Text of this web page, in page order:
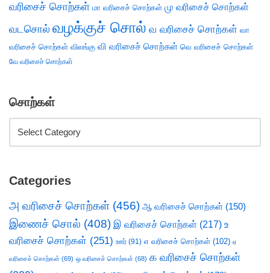
வரிசைச் சொற்கள் மா வரிசைச் சொற்கள் மு வரிசைச் சொற்கள்
வடசொல் வழக்குச் சொல் வ வரிசைச் சொற்கள் வா
வரிசைச் சொற்கள் விலங்கு வி வரிசைச் சொற்கள் வெ வரிசைச் சொற்கள்
வே வரிசைச் சொற்கள்
சொற்கள்
Categories
அ வரிசைச் சொற்கள் (456) ஆ வரிசைச் சொற்கள் (150)
இணைச் சொல் (408) இ வரிசைச் சொற்கள் (217) உ
வரிசைச் சொற்கள் (251) ஊர் (91) எ வரிசைச் சொற்கள் (102) ஏ
வரிசைச் சொற்கள் (69) ஒ வரிசைச் சொற்கள் (68) க வரிசைச் சொற்கள்